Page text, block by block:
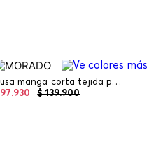
Blusa manga corta tejida para mujer
$ 139.900
97.930